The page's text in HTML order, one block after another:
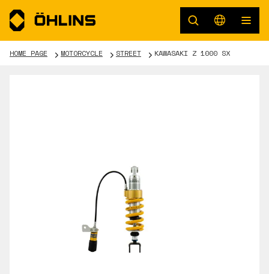
HOME PAGE MOTORCYCLE STREET KAWASAKI Z 1000 SX